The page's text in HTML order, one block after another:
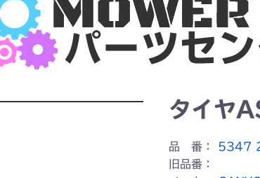
タイヤ
品 番：
5347
旧品番：